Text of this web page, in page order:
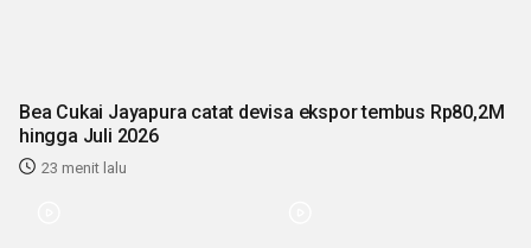
Bea Cukai Jayapura catat devisa ekspor tembus Rp80,2M
hingga Juli 2026
23 menit lalu